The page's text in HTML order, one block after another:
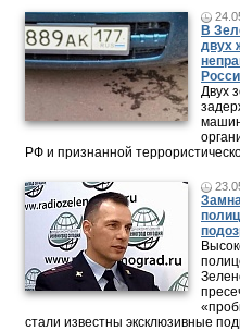
В
двух
Двух
РФ и признанной
стали известны эксклюзивные